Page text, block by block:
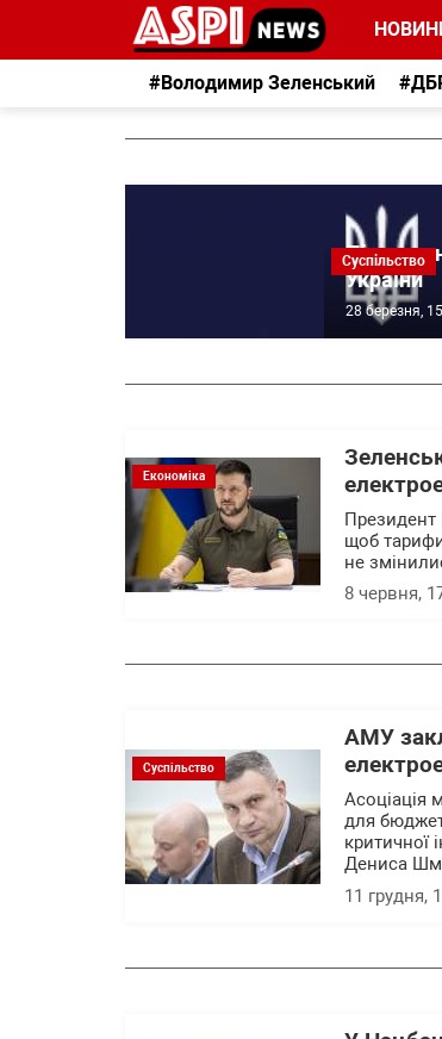
#Володимир Зеленський
Суспільство
України
28 березня,
Економіка
Президент
щоб
не
8 червня,
Суспільство
АМУ
Асоціація
для
критичної
Дениса
11 грудня,